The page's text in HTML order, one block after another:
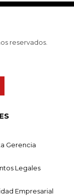
reservados.
Gerencia
Legales
Empresarial